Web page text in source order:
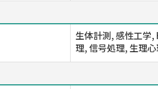
生体計測, 感性工
理, 信号処理, 生理